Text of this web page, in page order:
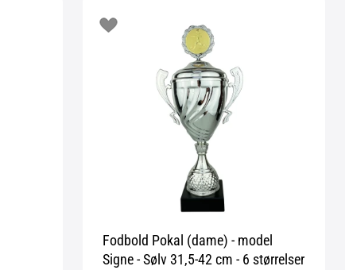
Fodbold Pokal (dame) - model
Signe - Sølv 31,5-42 cm - 6 størrelser